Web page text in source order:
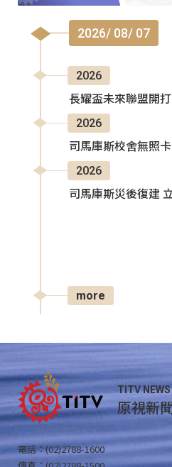
2026/ 08/ 07
2026
長耀盃未來聯盟開
2026
司馬庫斯校舍無照
2026
司馬庫斯災後復建
more
TITV NEWS
原視新
電話：(02)2788-1600